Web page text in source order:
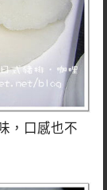
，口感也不